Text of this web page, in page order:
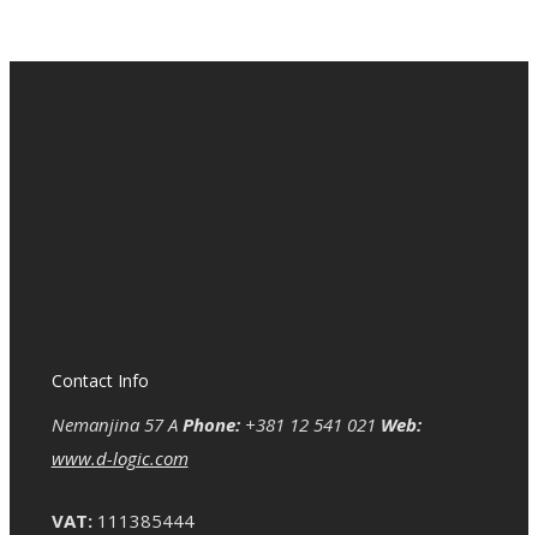
Contact Info
Nemanjina 57 A Phone:+381 12 541 021 Web:
www.d-logic.com
VAT:111385444